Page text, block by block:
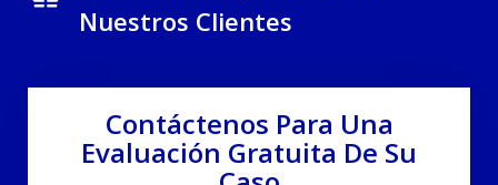
Nuestros Clientes
Contáctenos Para Una
Evaluación Gratuita De Su